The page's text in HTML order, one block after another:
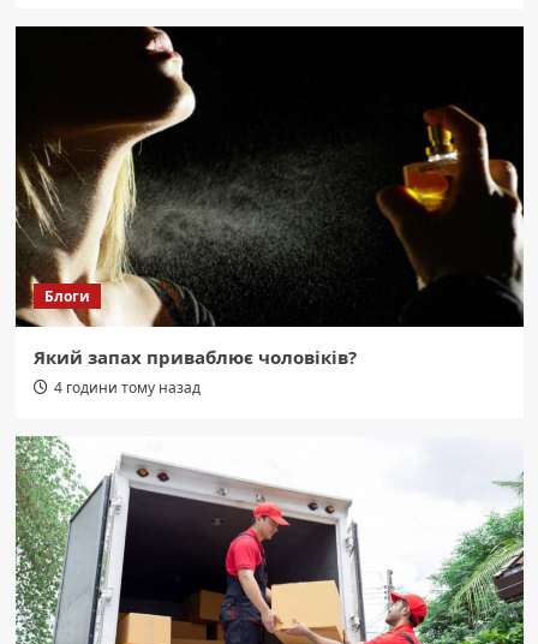
Область
Марганець без води: прем’єр про
жорсткі висновки після кількоденної
відсутності води.
3
Область
Герой із Кам’янського: Олексій
Новогурський віддав життя за Україну
на Дніпропетровщині
Область
Пожежа в Кривому Розі: вогонь
знищив гараж, авто та господарчу
споруду на 85 кв. метрів.
5
Область
Страшна ніч над Радушним: перші
хвилини після удару ворога (відео).
Блоги
Який запах приваблює чоловіків?
4 години тому назад